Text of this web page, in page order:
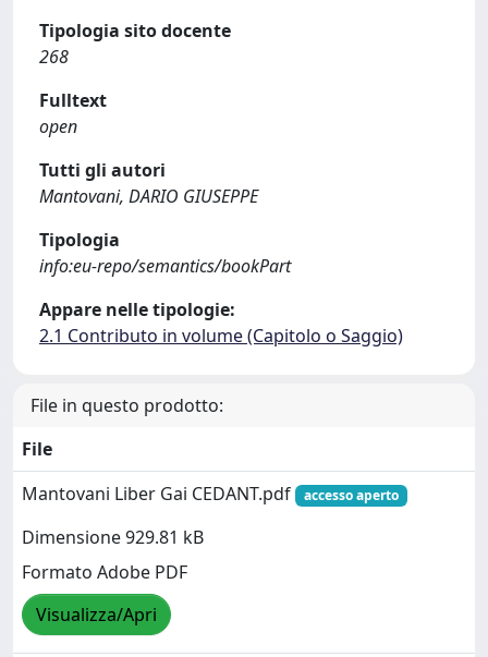
Tipologia sito docente
268
Fulltext
open
Tutti gli autori
Mantovani, DARIO GIUSEPPE
Tipologia
info:eu-repo/semantics/bookPart
Appare nelle tipologie:
2.1 Contributo in volume (Capitolo o Saggio)
File in questo prodotto:
File
Mantovani Liber Gai CEDANT.pdf
accesso aperto
Dimensione 929.81 kB
Formato Adobe PDF
Visualizza/Apri